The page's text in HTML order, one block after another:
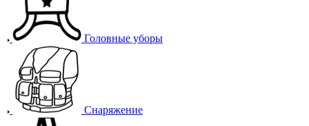
Головные уборы
Снаряжение